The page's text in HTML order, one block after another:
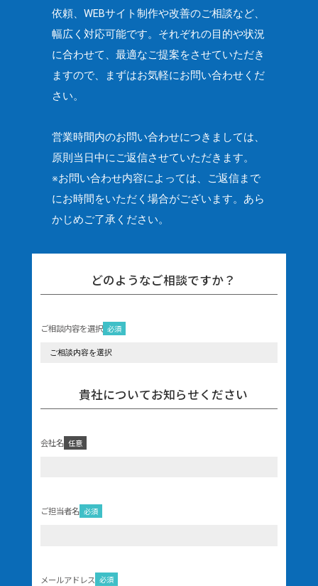
依頼、WEBサイト制作や改善のご相談など、
幅広く対応可能です。 それぞれの目的や状況
に合わせて、最適なご提案をさせていただき
ますので、
まずはお気軽にお問い合わせくだ
さい。
営業時間内のお問い合わせにつきましては、
原則当日中にご返信させていただきます。
※お問い合わせ内容によっては、ご返信まで
にお時間をいただく場合がございます。 あら
かじめご了承ください。
どのようなご相談ですか？
必須
ご相談内容を選択
貴社についてお知らせください
任意
会社名
必須
ご担当者名
必須
メールアドレス